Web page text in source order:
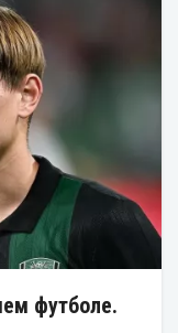
футболе.